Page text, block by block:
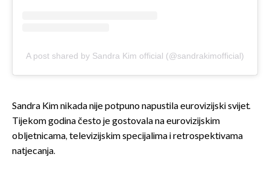
A post shared by Sandra Kim official (@sandrakimofficial)
Sandra Kim nikada nije potpuno napustila eurovizijski svijet.
Tijekom godina često je gostovala na eurovizijskim
obljetnicama, televizijskim specijalima i retrospektivama
natjecanja.